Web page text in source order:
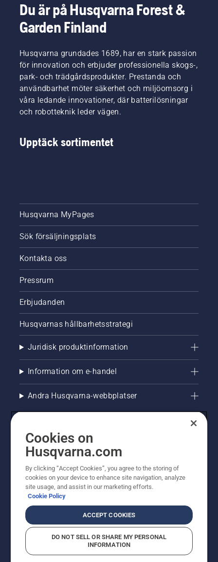
Du är på Husqvarna Forest &
Garden Finland
Husqvarna grundades 1689, har en stark passion
för innovation och erbjuder professionella skogs-,
park- och trädgårdsprodukter. Prestanda och
användbarhet möter säkerhet och miljöomsorg i
våra ledande innovationer, där batterilösningar
och robotteknik leder vägen.
Upptäck sortimentet
Husqvarna MyPages
Sök försäljningsplats
Kontakta oss
Pressrum
Erbjudanden
Husqvarnas hållbarhetsstrategi
Juridisk produktinformation
Information om e-handel
Andra Husqvarna-webbplatser
© Husqvarna AB (publ). All rights reserved. Priserna
som visas är rekommenderade cirkapriser. Alla angivna
priser är rekommenderade försäljningspriser (inkl.
moms) om inte produkten är tillgänglig för direkt köp.
CookiepolicyAnvändningsvillkor Sekretessmeddelande
Företagsinformation
Cookies on
Husqvarna.com
By clicking “Accept Cookies”, you agree to the storing of
cookies on your device to enhance site navigation, analyze
site usage, and assist in our marketing efforts.
Cookie Policy
ACCEPT COOKIES
DO NOT SELL OR SHARE MY PERSONAL
INFORMATION